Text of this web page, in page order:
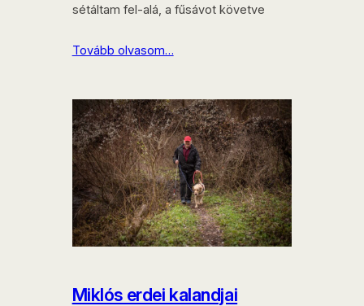
sétáltam fel-alá, a fűsávot követve
Tovább olvasom…
Miklós erdei kalandjai